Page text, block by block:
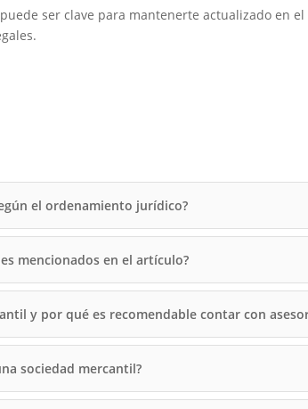
ser clave para mantenerte actualizado en
el ordenamiento jurídico?
mencionados en el artículo?
y por qué es recomendable contar con
sociedad mercantil?